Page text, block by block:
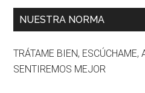
NUESTRA NORMA
TRÁTAME BIEN, ESCÚCHAME,
SENTIREMOS MEJOR